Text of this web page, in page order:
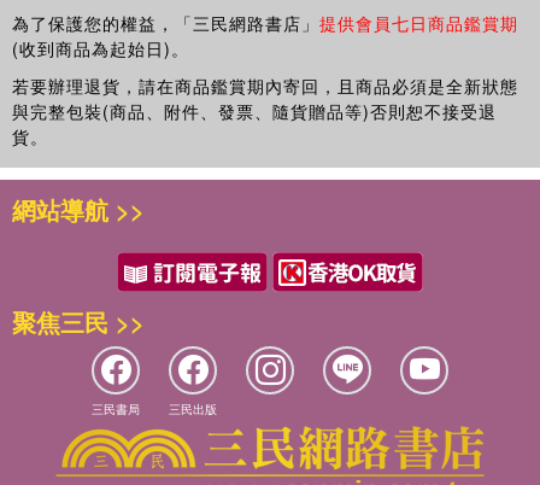
第16號 埃及高度文明的發源地
孟菲斯城及其墓地，吉薩、阿布西爾、薩卡拉和達舒爾金字塔
第17號 法老們生前統治和死后埋葬之地
底比斯及其大墓地
第18號 “猶大之獅”的宮殿
貢德爾地區的法西爾·蓋比
第19號 超越傳統準則
波亞納(索非亞)教堂
第20號 洞察保加利亞中世紀繪畫的“大師級”作品
伊萬諾沃巖洞教堂
第21號 生與死的見證
卡贊勒克的色雷斯人墓
第22號 凱旋
馬達拉山的騎士浮雕
第23號 赤道之下，月形山麓
維龍加國家公園
為了保護您的權益，「三民網路書店」 提供會員七日商品鑑賞期
(收到商品為起始日)。
若要辦理退貨，請在商品鑑賞期內寄回，且商品必須是全新狀態
與完整包裝(商品、附件、發票、隨貨贈品等)否則恕不接受退
貨。
網站導航 >>
聚焦三民 >>
三民書局 三民出版